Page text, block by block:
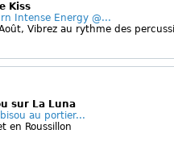
Kiss
Intense Energy @...
Vibrez au rythme des
sur La Luna
au portier...
en Roussillon